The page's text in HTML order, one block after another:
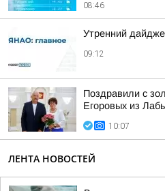
08:46
Утренний
09:12
Поздравили с
Егоровых из
10:07
ЛЕНТА НОВОСТЕЙ